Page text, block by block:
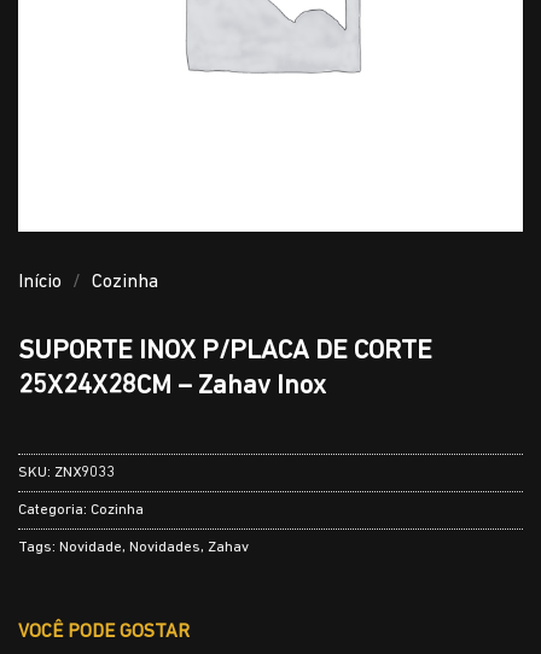
Início / Cozinha
SUPORTE INOX P/PLACA DE CORTE
25X24X28CM – Zahav Inox
SKU: ZNX9033
Categoria: Cozinha
Tags: Novidade, Novidades, Zahav
VOCÊ PODE GOSTAR